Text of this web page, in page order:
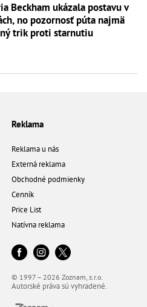
Beckham ukázala postavu v
no pozornosť púta najmä
trik proti starnutiu
Reklama
Reklama u nás
Externá reklama
Obchodné podmienky
Cenník
Price List
Natívna reklama
© 1997 – 2026 Zoznam, s.r.o.
Autorské práva sú vyhradené.